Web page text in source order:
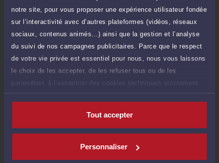
notre site, pour vous proposer une expérience utilisateur fondée
sur l’interactivité avec d’autres plateformes (vidéos, réseaux
sociaux, contenus animés…) ainsi que la gestion et l’analyse
du suivi de nos campagnes publicitaires. Parce que le respect
de votre vie privée est essentiel pour nous, nous vous laissons
le choix de les accepter, de les refuser tous ou de les
paramétrer, à l’exception des cookies techniques strictement
nécessaires au fonctionnement du site.
Tout accepter
Personnaliser
Etude de votre dossier + possibilité
d'ajout d'une pièce jointe
TTC
Consulter par écrit
Compétences